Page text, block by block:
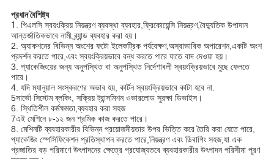
প্রধান বৈশিষ্ট্য
1 . পিএলসি স্বয়ংক্রিয় নিয়ন্ত্রণ ব্যবস্থা ব্যবহার,ফ্রিকোয়েন্সি নিয়ন্ত্রণ,বৈদ্যুতিক উপাদান
আন্তর্জাতিকভাবে নামী ব্র্যান্ড ব্যবহার করা হয়।
2. অ্যাকশনের বিভিন্ন অংশের ফটো ইলেকট্রিক পর্যবেক্ষণ,অস্বাভাবিক অপারেশন,একটি অংশ
প্রদর্শন করতে পারে,এবং স্বয়ংক্রিয়ভাবে বন্ধ করতে পারে যাতে বাদ দেওয়া হয়।
3. প্যাকেজিংয়ের জন্য অনুপস্থিত বা অনুপস্থিত নির্দেশাবলী স্বয়ংক্রিয়ভাবে মুছে ফেলতে
পারে।
4. যদি ম্যানুয়াল সংস্করণের অভাব হয়, কার্টন স্বয়ংক্রিয়ভাবে কাটা হবে না.
5সার্ভো সিস্টেম ব্লকিং, সক্রিয় ট্রান্সমিশন ওভারলোড সুরক্ষা ডিভাইস।
6. স্থিতিশীল কর্মক্ষমতা,ব্যবহার করা সহজ
7এই মেশিনে ৮-১২ জন শ্রমিক কাজ করতে পারে।
8. মেশিনটি ব্যবহারকারীর বিভিন্ন প্রয়োজনীয়তার উপর ভিত্তি করে তৈরি করা যেতে পারে,
প্যাকেজিং স্পেসিফিকেশন প্রতিস্থাপন করতে পারে,নিয়ন্ত্রণ এবং ডিবাগিং সহজ,যা এক
প্রজাতির বড় পরিমাণে উৎপাদনের ক্ষেত্রে প্রযোজ্যতবে ব্যবহারকারীর উৎপাদন পরিসীমা পূরণ